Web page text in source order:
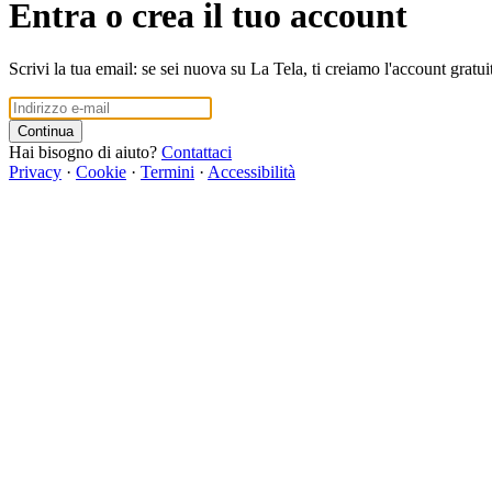
Entra o crea il tuo account
Scrivi la tua email: se sei nuova su La Tela, ti creiamo l'account
Continua
Hai bisogno di aiuto? Contattaci
Privacy · Cookie · Termini · Accessibilità